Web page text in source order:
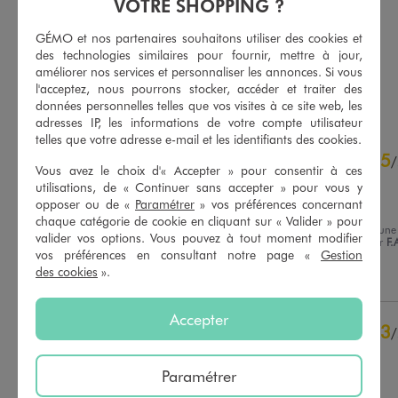
5/5 de moyenne
(6 avis)
AJOUTER AU PANIER
-50% sur le 2ème produit d'été
5/5 de moyenne
(161 avis)
AJOUTERAU PANIER
4.7/
Basé sur
avis soumis à un
contrôle
Voir tous les avis sur ce site
4
étoiles
1
0
1étoile
5/
Avis vérifié et récompensé
Jolie article
Avis du 22/03/2026 , suite à une
expérience du05/03/2026 par
3/
VOTRE SHOPPING ?
GÉMO et nos partenaires souhaitons utiliser des cookies et
des technologies similaires pour fournir, mettre à jour,
améliorer nos services et personnaliser les annonces. Si vous
l'acceptez, nous pourrons stocker, accéder et traiter des
données personnelles telles que vos visites à ce site web, les
adresses IP, les informations de votre compte utilisateur
telles que votre adresse e-mail et les identifiants des cookies.
Vous avez le choix d'« Accepter » pour consentir à ces
utilisations, de « Continuer sans accepter » pour vous y
opposer ou de « Paramétrer » vos préférences concernant
chaque catégorie de cookie en cliquant sur « Valider » pour
valider vos options. Vous pouvez à tout moment modifier
vos préférences en consultant notre page « Gestion
des cookies ».
Accepter
Paramétrer